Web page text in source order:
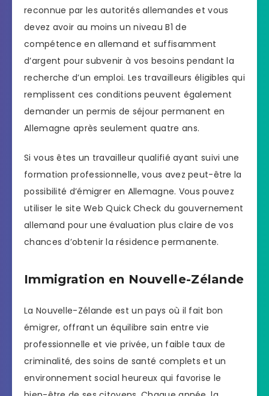
reconnue par les autorités allemandes et vous
devez avoir au moins un niveau B1 de
compétence en allemand et suffisamment
d’argent pour subvenir à vos besoins pendant la
recherche d’un emploi. Les travailleurs éligibles qui
remplissent ces conditions peuvent également
demander un permis de séjour permanent en
Allemagne après seulement quatre ans.
Si vous êtes un travailleur qualifié ayant suivi une
formation professionnelle, vous avez peut-être la
possibilité d’émigrer en Allemagne. Vous pouvez
utiliser le site Web Quick Check du gouvernement
allemand pour une évaluation plus claire de vos
chances d’obtenir la résidence permanente.
Immigration en Nouvelle-Zélande
La Nouvelle-Zélande est un pays où il fait bon
émigrer, offrant un équilibre sain entre vie
professionnelle et vie privée, un faible taux de
criminalité, des soins de santé complets et un
environnement social heureux qui favorise le